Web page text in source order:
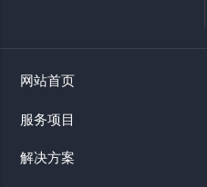
网站首页
服务项目
解决方案